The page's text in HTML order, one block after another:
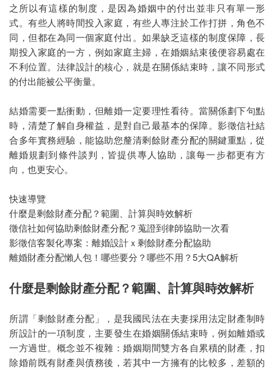
萬事屋
租霸驅離
之所以有這樣的制度，是因為婚姻中的付出並非只有單一形
式。有些人將時間投入家庭，有些人專注於工作打拼，角色不
同，但都在為同一個家庭付出。如果缺乏這樣的制度保障，長
期投入家庭的一方，例如家庭主婦，在婚姻結束後便容易處在
不利位置。法律設計的核心，就是在關係結束時，讓不同形式
的付出能被公平衡量。
結婚需要一點衝動，但離婚一定要理性看待。當關係劃下句點
時，清楚了解自身權益，是對自己最基本的保障。影徵信社結
合多年實務經驗，能協助您釐清剩餘財產分配的關鍵重點，從
離婚規劃到條件談判，皆提供專人協助，讓每一步都更有方
向，也更安心。
快速導覽
什麼是剩餘財產分配？範圍、計算與時效解析
徵信社如何協助剩餘財產分配？蒐證到律師協助一次看
影徵信客製化專案：離婚設計ｘ剩餘財產分配協助
離婚財產分配懶人包！哪些要分？哪些不用？5大QA解析
什麼是剩餘財產分配？範圍、計算與時效解析
所謂「剩餘財產分配」，是我國民法在夫妻採用法定財產制時
所設計的一項制度，主要發生在婚姻關係結束時，例如離婚或
一方過世。概念並不複雜：婚姻期間雙方各自累積的財產，扣
除婚前既有財產與債務後，若其中一方擁有的比較多，差額的